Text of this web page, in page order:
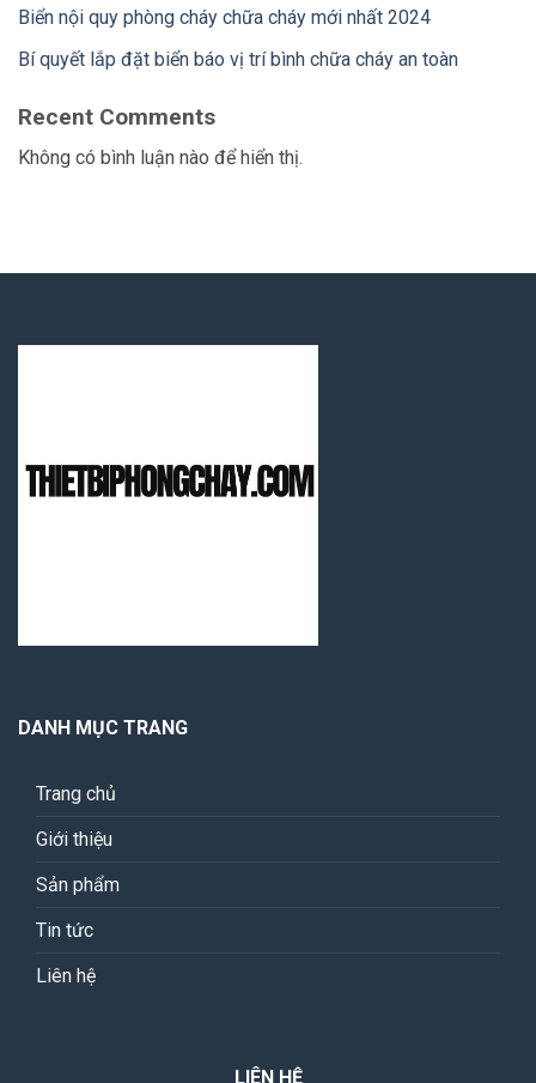
Biển nội quy phòng cháy chữa cháy mới nhất 2024
Bí quyết lắp đặt biển báo vị trí bình chữa cháy an toàn
Recent Comments
Không có bình luận nào để hiển thị.
DANH MỤC TRANG
Trang chủ
Giới thiệu
Sản phẩm
Tin tức
Liên hệ
LIÊN HỆ